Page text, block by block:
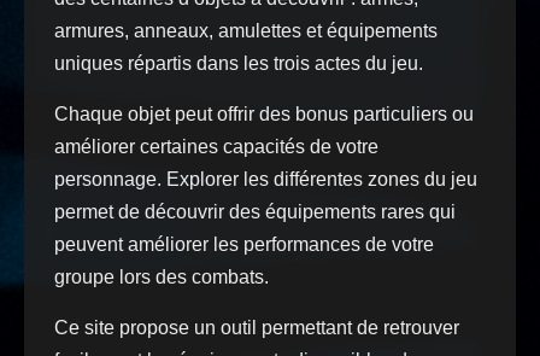
armures, anneaux, amulettes et équipements
uniques répartis dans les trois actes du jeu.
Chaque objet peut offrir des bonus particuliers ou
améliorer certaines capacités de votre
personnage. Explorer les différentes zones du jeu
permet de découvrir des équipements rares qui
peuvent améliorer les performances de votre
groupe lors des combats.
Ce site propose un outil permettant de retrouver